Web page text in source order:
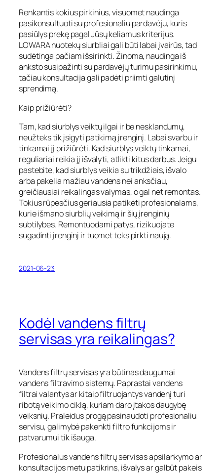
Renkantis kokius pirkinius, visuomet naudinga
pasikonsultuoti su profesionaliu pardavėju, kuris
pasiūlys prekę pagal Jūsų keliamus kriterijus.
LOWARA nuotekų siurbliai gali būti labai įvairūs, tad
sudėtinga pačiam išsirinkti. Žinoma, naudinga iš
anksto susipažinti su pardavėjų turimu pasirinkimu,
tačiau konsultacija gali padėti priimti galutinį
sprendimą.
Kaip prižiūrėti?
Tam, kad siurblys veiktų ilgai ir be nesklandumų,
neužteks tik įsigyti patikimą įrenginį. Labai svarbu ir
tinkamai jį prižiūrėti. Kad siurblys veiktų tinkamai,
reguliariai reikia jį išvalyti, atlikti kitus darbus. Jeigu
pastebite, kad siurblys veikia su trikdžiais, išvalo
arba pakelia mažiau vandens nei anksčiau,
greičiausiai reikalingas valymas, o gal net remontas.
Tokius rūpesčius geriausia patikėti profesionalams,
kurie išmano siurblių veikimą ir šių įrenginių
subtilybes. Remontuodami patys, rizikuojate
sugadinti įrenginį ir tuomet teks pirkti naują.
2021-06-23
Kodėl vandens filtrų
servisas yra reikalingas?
Vandens filtrų servisas yra būtinas daugumai
vandens filtravimo sistemų. Paprastai vandens
filtrai valantys ar kitaip filtruojantys vandenį turi
ribotą veikimo ciklą, kuriam daro įtakos daugybę
veiksnių. Praleidus progą pasinaudoti profesionaliu
servisu, galimybė pakenkti filtro funkcijoms ir
patvarumui tik išauga.
Profesionalus vandens filtrų servisas apsilankymo ar
konsultacijos metu patikrins, išvalys ar galbūt pakeis